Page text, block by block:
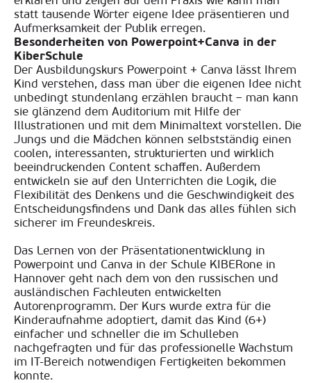
statt tausende Wörter eigene Idee präsentieren und
Aufmerksamkeit der Publik erregen.
Besonderheiten von Powerpoint+Canva in der
KiberSchule
Der Ausbildungskurs Powerpoint + Canva lässt Ihrem
Kind verstehen, dass man über die eigenen Idee nicht
unbedingt stundenlang erzählen braucht – man kann
sie glänzend dem Auditorium mit Hilfe der
Illustrationen und mit dem Minimaltext vorstellen. Die
Jungs und die Mädchen können selbstständig einen
coolen, interessanten, strukturierten und wirklich
beeindruckenden Content schaffen. Außerdem
entwickeln sie auf den Unterrichten die Logik, die
Flexibilität des Denkens und die Geschwindigkeit des
Entscheidungsfindens und Dank das alles fühlen sich
sicherer im Freundeskreis.
Das Lernen von der Präsentationentwicklung in
Powerpoint und Canva in der Schule KIBERone in
Hannover geht nach dem von den russischen und
ausländischen Fachleuten entwickelten
Autorenprogramm. Der Kurs wurde extra für die
Kinderaufnahme adoptiert, damit das Kind (6+)
einfacher und schneller die im Schulleben
nachgefragten und für das professionelle Wachstum
im IT-Bereich notwendigen Fertigkeiten bekommen
konnte.